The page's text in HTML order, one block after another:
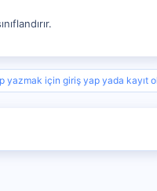
yazmak için giriş yap yada kayıt